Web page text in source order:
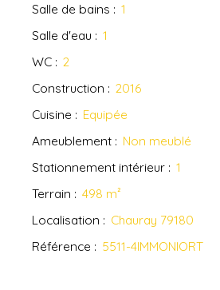
Salle de bains : 1
Salle d'eau : 1
WC : 2
Construction : 2016
Cuisine : Equipée
Ameublement : Non meublé
Stationnement intérieur : 1
Terrain : 498 m²
Localisation : Chauray 79180
Référence : 5511-4IMMONIORT